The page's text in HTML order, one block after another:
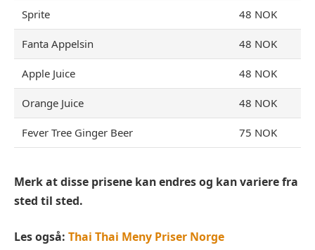
Sprite 48 NOK
Fanta Appelsin 48 NOK
Apple Juice 48 NOK
Orange Juice 48 NOK
Fever Tree Ginger Beer 75 NOK
Merk at disse prisene kan endres og kan variere fra
sted til sted.
Les også: Thai Thai Meny Priser Norge